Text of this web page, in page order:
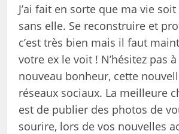
J’ai fait en sorte que ma vie
sans elle. Se reconstruire et
c’est très bien mais il faut
votre ex le voit ! N’hésitez pas
nouveau bonheur, cette
réseaux sociaux. La meilleure
est de publier des photos de
sourire, lors de vos nouvelles